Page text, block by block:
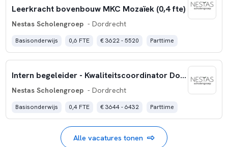
Leerkracht bovenbouw MKC Mozaïek (0,4 fte)
Nestas Scholengroep - Dordrecht
Basisonderwijs 0,6 FTE € 3622 - 5520 Parttime
Intern begeleider - Kwaliteitscoordinator Don Bosco (0,4 fte)
Nestas Scholengroep - Dordrecht
Basisonderwijs 0,4 FTE € 3644 - 6432 Parttime
Alle vacatures tonen